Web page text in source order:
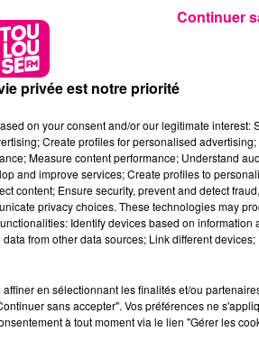
privée est notre priorité
on your consent and/or our legitimate interest:
Create profiles for personalised
Measure content performance; Understand
and improve services; Create profiles to
content; Ensure security, prevent and detect
privacy choices. These technologies may
Identify devices based on information
from other data sources; Link different
en sélectionnant les finalités et/ou
sans accepter". Vos préférences ne
à tout moment via le lien "Gérer les
Continuer